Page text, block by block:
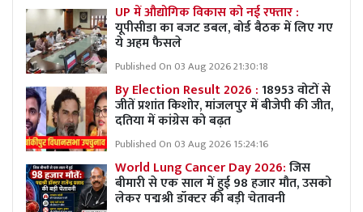
UP में औद्योगिक विकास को नई रफ्तार :
यूपीसीडा का बजट डबल, बोर्ड बैठक में लिए गए
ये अहम फैसले
Published On 03 Aug 2026 21:30:18
By Election Result 2026 :18953 वोटों से
जीतें प्रशांत किशोर, मांजलपुर में बीजेपी की जीत,
दतिया में कांग्रेस को बढ़त
Published On 03 Aug 2026 15:24:16
World Lung Cancer Day 2026:जिस
बीमारी से एक साल में हुई 98 हजार मौत, उसको
लेकर पद्मश्री डॉक्टर की बड़ी चेतावनी